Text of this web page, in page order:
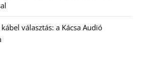
választás: a Kácsa Audió